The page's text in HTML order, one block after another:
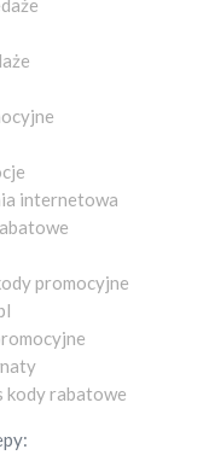
internetowa
promocyjne
kody rabatowe